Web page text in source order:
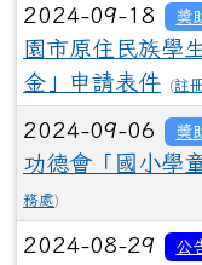
2024-09-18 獎
園市原住民族學
金」申請表件
(註
2024-09-06 獎
功德會「國小學
務處)
2024-08-29 公